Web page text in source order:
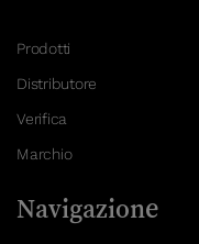
Prodotti
Distributore
Verifica
Marchio
Navigazione